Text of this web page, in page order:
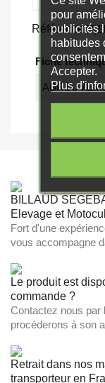
Référence
Fiche
BILLAUD
Elevage et
Fort d'une
vous accompagne
Le produit est
commande ?
Contactez nous par
procéderons à son
Retrait dans nos
transporteur en
pour
publicités
habitudes
Accepter.
Plus